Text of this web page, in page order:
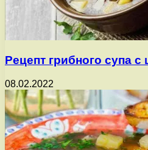
Рецепт грибного супа
08.02.2022